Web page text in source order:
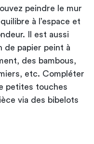
peindre le mur
à l’espace et
Il est aussi
de papier peint à
des bambous,
etc. Compléter
petites touches
via des bibelots